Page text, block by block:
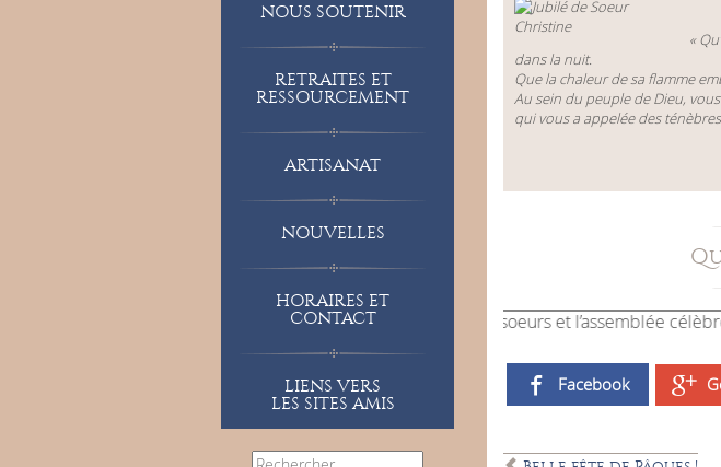
NOUS SOUTENIR
RETRAITES ET
RESSOURCEMENT
ARTISANAT
NOUVELLES
HORAIRES ET
CONTACT
LIENS VERS
LES SITES AMIS
«
dans la nuit.
Que la chaleur de sa flamme
Au sein du peuple de Dieu,
qui vous a appelée des
et l’assemblée célèbrent le jubilé de Sr Christine
Facebook